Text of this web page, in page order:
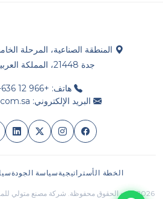
المنطقة الصناعية، المرحلة
جدة 21448، المملكة العربية السعودية
هاتف: +966 12 636-9088
البريد الإلكتروني: info@msp.com.sa
الخطة الأستراتيجية سياسة الجودة